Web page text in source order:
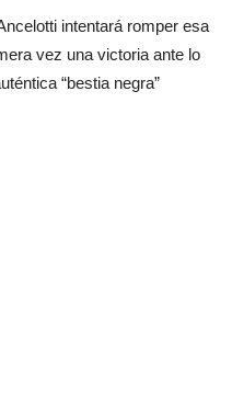
intentará romper esa
vez una victoria ante lo
“bestia negra”